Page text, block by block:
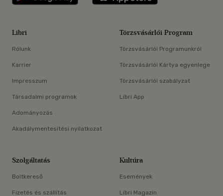
Libri
Rólunk
Karrier
Impresszum
Társadalmi programok
Adományozás
Akadálymentesítési nyilatkozat
Törzsvásárlói Program
Törzsvásárlói Programunkról
Törzsvásárlói Kártya egyenlege
Törzsvásárlói szabályzat
Libri App
Szolgáltatás
Boltkereső
Fizetés és szállítás
Kultúra
Események
Libri Magazin